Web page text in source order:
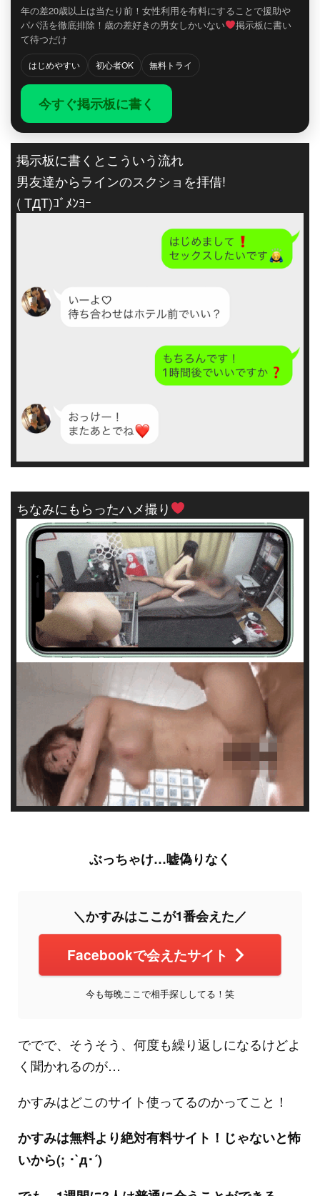
年の差20歳以上は当たり前！女性利用を有料にすることで援助や
パパ活を徹底排除！歳の差好きの男女しかいない
掲示板に書い
て待つだけ
はじめやすい 初心者OK 無料トライ
今すぐ掲示板に書く
掲示板に書くとこういう流れ
男友達からラインのスクショを拝借!
( TДT)ｺﾞﾒﾝﾖｰ
ちなみにもらったハメ撮り
ぶっちゃけ…嘘偽りなく
＼かすみはここが1番会えた／
Facebookで会えたサイト
今も毎晩ここで相手探ししてる！笑
ででで、そうそう、何度も繰り返しになるけどよ
く聞かれるのが…
かすみはどこのサイト使ってるのかってこと！
かすみは無料より絶対有料サイト！じゃないと怖
いから(; ･`д･´)